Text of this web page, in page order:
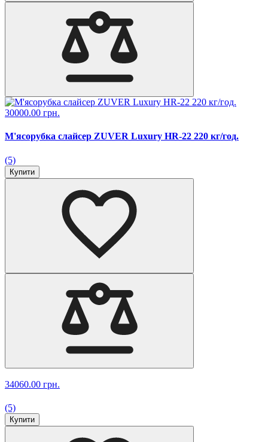
30000.00 грн.
М'ясорубка слайсер ZUVER Luxury HR-22 220 кг/год.
(5)
Купити
34060.00 грн.
(5)
Купити